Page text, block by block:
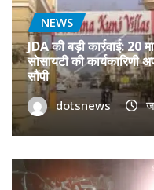
NEWS
JDA की बड़ी कार्रवाई:
सोसायटी की कार्यकारिणी
सौंपी
dotsnews